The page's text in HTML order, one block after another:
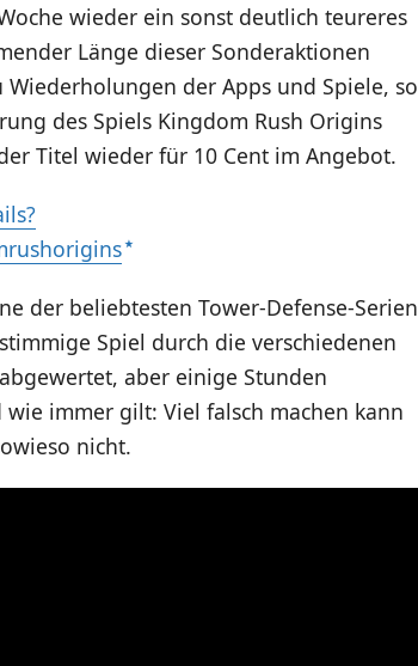
wieder ein sonst deutlich teureres
Länge dieser Sonderaktionen
der Apps und Spiele, so
des Spiels Kingdom Rush Origins
Titel wieder für 10 Cent im Angebot.
der beliebtesten Tower-Defense-Serien
Spiel durch die verschiedenen
aber einige Stunden
immer gilt: Viel falsch machen kann
nicht.